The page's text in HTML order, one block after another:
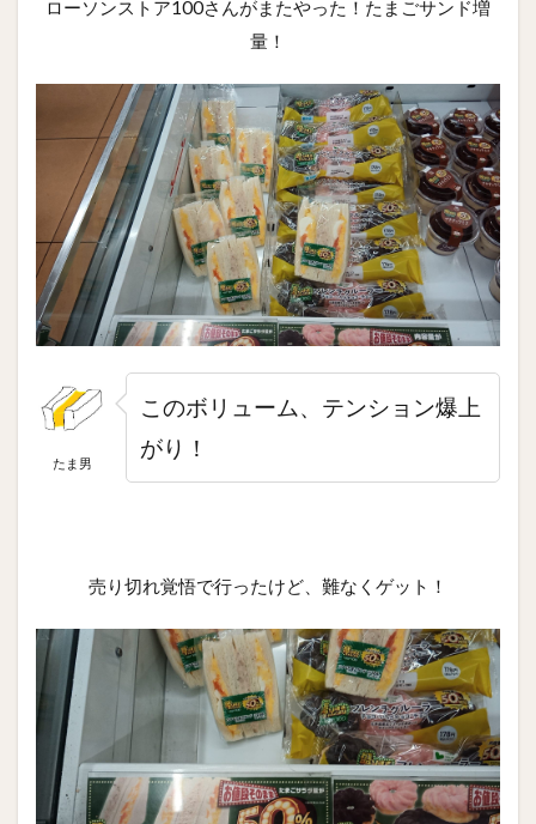
ローソンストア100さんがまたやった！たまごサンド増
量！
たま男
このボリューム、テンション爆上
がり！
売り切れ覚悟で行ったけど、難なくゲット！